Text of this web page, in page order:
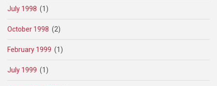
July 1998 (1)
October 1998 (2)
February 1999 (1)
July 1999 (1)